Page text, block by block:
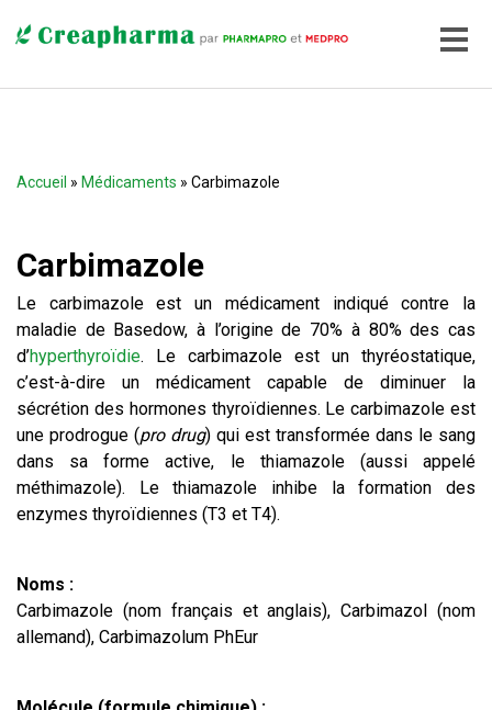
Accueil » Médicaments » Carbimazole
Carbimazole
Le carbimazole est un médicament indiqué contre la
maladie de Basedow, à l’origine de 70% à 80% des cas
d’hyperthyroïdie. Le carbimazole est un thyréostatique,
c’est-à-dire un médicament capable de diminuer la
sécrétion des hormones thyroïdiennes. Le carbimazole est
une prodrogue (pro drug) qui est transformée dans le sang
dans sa forme active, le thiamazole (aussi appelé
méthimazole). Le thiamazole inhibe la formation des
enzymes thyroïdiennes (T3 et T4).
Noms :
Carbimazole (nom français et anglais), Carbimazol (nom
allemand), Carbimazolum PhEur